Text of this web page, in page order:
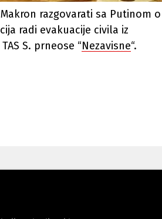
razgovarati sa Putinom o
radi evakuacije civila iz
S. prneose “Nezavisne“.